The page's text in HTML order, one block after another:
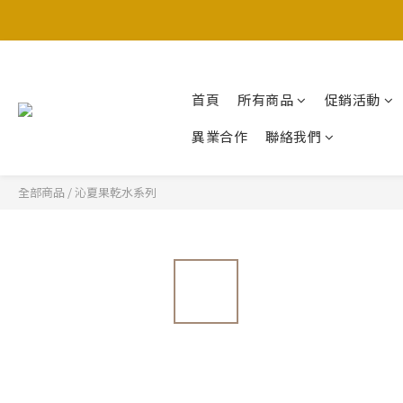
首頁 所有商品
促銷活動
異業合作
聯絡我們
全部商品 /沁夏果乾水系列